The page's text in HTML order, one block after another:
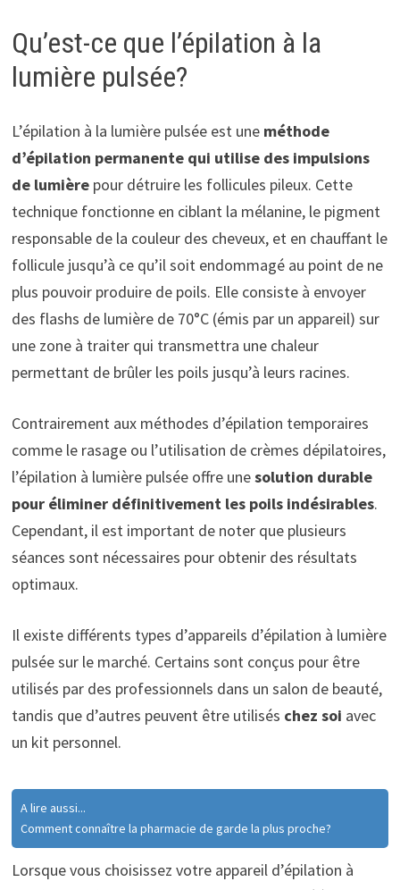
Qu’est-ce que l’épilation à la
lumière pulsée?
L’épilation à la lumière pulsée est uneméthode
d’épilation permanente qui utilise des impulsions
de lumièrepour détruire les follicules pileux. Cette
technique fonctionne en ciblant la mélanine, le pigment
responsable de la couleur des cheveux, et en chauffant le
follicule jusqu’à ce qu’il soit endommagé au point de ne
plus pouvoir produire de poils. Elle consiste à envoyer
des flashs de lumière de 70°C (émis par un appareil) sur
une zone à traiter qui transmettra une chaleur
permettant de brûler les poils jusqu’à leurs racines.
Contrairement aux méthodes d’épilation temporaires
comme le rasage ou l’utilisation de crèmes dépilatoires,
l’épilation à lumière pulsée offre unesolution durable
pour éliminer définitivement les poils indésirables.
Cependant, il est important de noter que plusieurs
séances sont nécessaires pour obtenir des résultats
optimaux.
Il existe différents types d’appareils d’épilation à lumière
pulsée sur le marché. Certains sont conçus pour être
utilisés par des professionnels dans un salon de beauté,
tandis que d’autres peuvent être utilisés chez soi avec
un kit personnel.
A lire aussi...
Comment connaître la pharmacie de garde la plus proche?
Lorsque vous choisissez votre appareil d’épilation à